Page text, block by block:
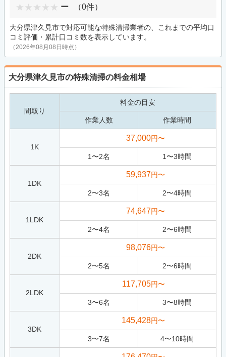
ー （0件）
大分県津久見市で対応可能な特殊清掃業者の、これまでの平均口
コミ評価・累計口コミ数を表示しています。
（2026年08月08日時点）
大分県津久見市の特殊清掃の料金相場
間取り
料金の目安
作業人数 作業時間
1K
37,000円〜
1 〜2名 1 〜3時間
1DK
59,937円〜
2〜3名 2〜4時間
1LDK
74,647円〜
2〜4名 2〜6時間
2DK
98,076円〜
2〜5名 2〜6時間
2LDK
117,705円〜
3〜6名 3〜8時間
3DK
145,428円〜
3〜7名 4〜10時間